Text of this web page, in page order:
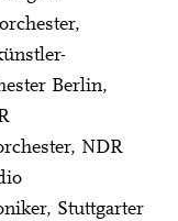
Berlin,
NDR
Stuttgarter